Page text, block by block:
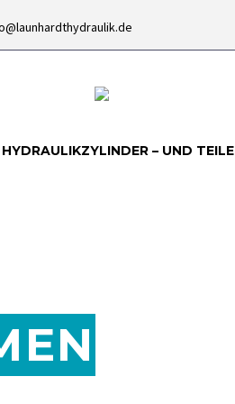
HYDRAULIKZYLINDER – UND TEILE